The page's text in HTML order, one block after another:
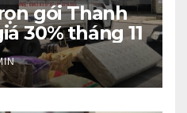
gói Thanh
30% tháng 11